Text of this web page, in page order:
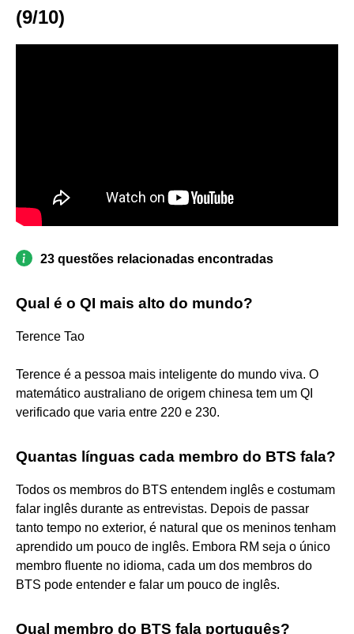
(9/10)
23 questões relacionadas encontradas
Qual é o QI mais alto do mundo?
Terence Tao
Terence é a pessoa mais inteligente do mundo viva. O
matemático australiano de origem chinesa tem um QI
verificado que varia entre 220 e 230.
Quantas línguas cada membro do BTS fala?
Todos os membros do BTS entendem inglês e costumam
falar inglês durante as entrevistas. Depois de passar
tanto tempo no exterior, é natural que os meninos tenham
aprendido um pouco de inglês. Embora RM seja o único
membro fluente no idioma, cada um dos membros do
BTS pode entender e falar um pouco de inglês.
Qual membro do BTS fala português?